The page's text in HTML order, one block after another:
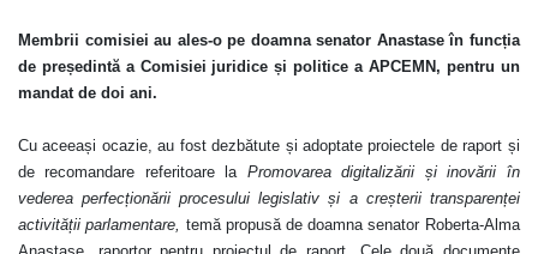
Membrii comisiei au ales-o pe doamna senator Anastase în funcția
de președintă a Comisiei juridice și politice a APCEMN, pentru un
mandat de doi ani.
Cu aceeași ocazie, au fost dezbătute și adoptate proiectele de raport și
de recomandare referitoare la Promovarea digitalizării și inovării în
vederea perfecționării procesului legislativ și a creșterii transparenței
activității parlamentare, temă propusă de doamna senator Roberta-Alma